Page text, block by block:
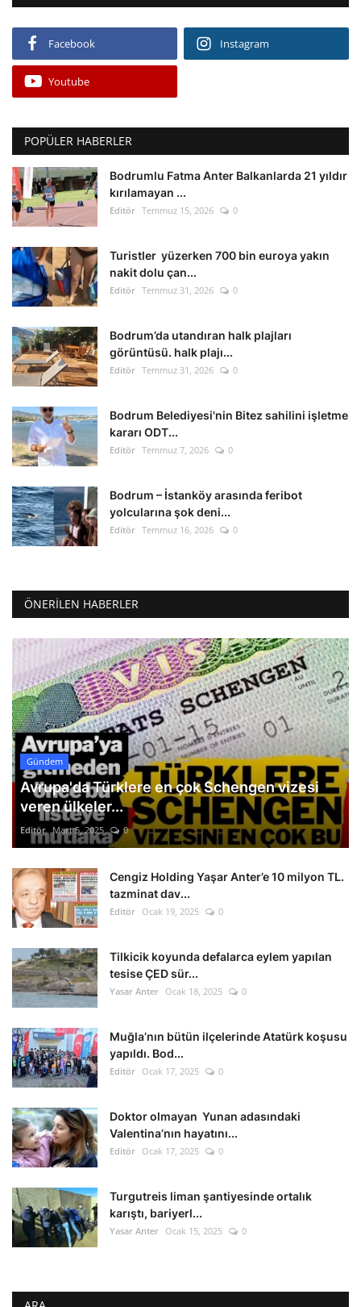
Facebook Instagram
Youtube
POPÜLER HABERLER
Bodrumlu Fatma Anter Balkanlarda 21 yıldır
kırılamayan ...
Editör Temmuz 15, 2026 0
Turistler yüzerken 700 bin euroya yakın
nakit dolu çan...
Editör Temmuz 31, 2026 0
Bodrum’da utandıran halk plajları
görüntüsü. halk plajı...
Editör Temmuz 31, 2026 0
Bodrum Belediyesi'nin Bitez sahilini işletme
kararı ODT...
Editör Temmuz 7, 2026 0
Bodrum – İstanköy arasında feribot
yolcularına şok deni...
Editör Temmuz 16, 2026 0
ÖNERILEN HABERLER
Gündem
Avrupa'da Türklere en çok Schengen vizesi
veren ülkeler...
Editör Mart 5, 2025 0
Cengiz Holding Yaşar Anter’e 10 milyon TL.
tazminat dav...
Editör Ocak 19, 2025 0
Tilkicik koyunda defalarca eylem yapılan
tesise ÇED sür...
Yasar Anter Ocak 18, 2025 0
Muğla’nın bütün ilçelerinde Atatürk koşusu
yapıldı. Bod...
Editör Ocak 17, 2025 0
Doktor olmayan Yunan adasındaki
Valentina’nın hayatını...
Editör Ocak 17, 2025 0
Turgutreis liman şantiyesinde ortalık
karıştı, bariyerl...
Yasar Anter Ocak 15, 2025 0